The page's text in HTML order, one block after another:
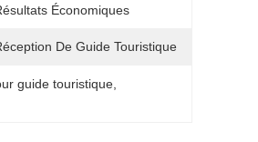
Économiques
De Guide Touristique
guide touristique